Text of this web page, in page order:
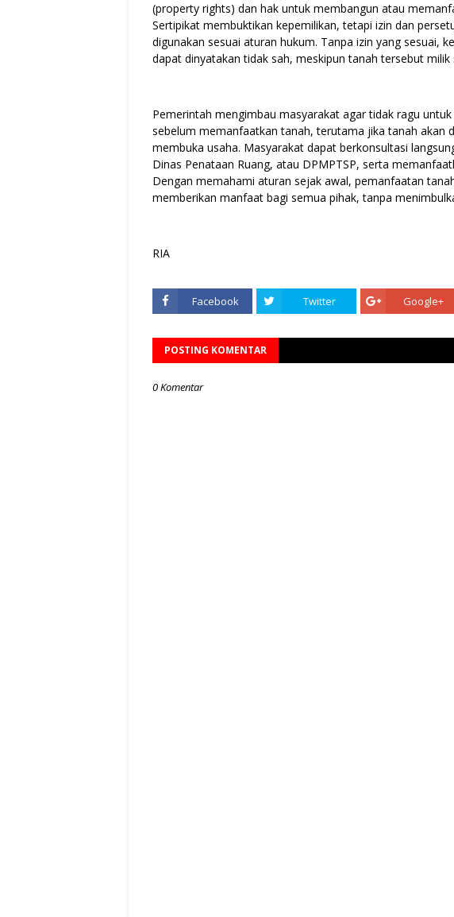
(property rights) dan hak untuk membangun atau
Sertipikat membuktikan kepemilikan, tetapi izin dan
digunakan sesuai aturan hukum. Tanpa izin yang sesuai,
dapat dinyatakan tidak sah, meskipun tanah tersebut milik
Pemerintah mengimbau masyarakat agar tidak ragu
sebelum memanfaatkan tanah, terutama jika tanah akan
membuka usaha. Masyarakat dapat berkonsultasi
Dinas Penataan Ruang, atau DPMPTSP, serta
Dengan memahami aturan sejak awal, pemanfaatan
memberikan manfaat bagi semua pihak, tanpa
RIA
Facebook Twitter Google+
POSTING KOMENTAR
0 Komentar